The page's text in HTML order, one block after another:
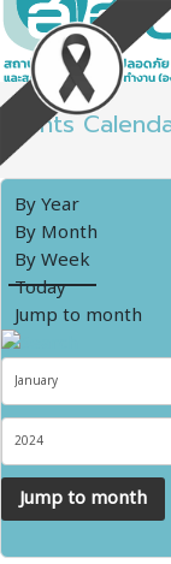
Events
By Year
By Month
By Week
Today
Jump to month
Jump to month